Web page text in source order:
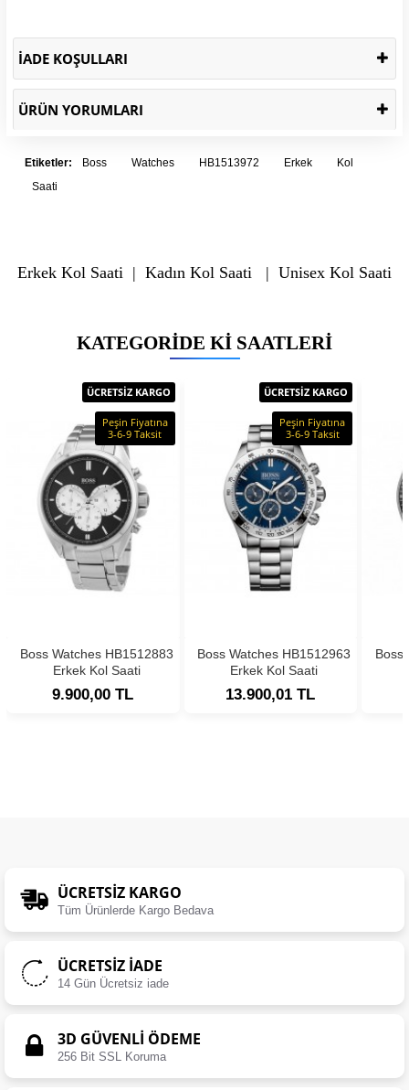
İADE KOŞULLARI
ÜRÜN YORUMLARI
Etiketler: Boss Watches HB1513972 Erkek
Kol
Saati
Erkek Kol Saati | Kadın Kol Saati | Unisex Kol Saati
KATEGORIDE KI SAATLERI
ÜCRETSİZ KARGO
Peşin Fiyatına
3-6-9 Taksit
Boss Watches HB1512883
Erkek Kol Saati
9.900,00 TL
ÜCRETSİZ KARGO
Peşin Fiyatına
3-6-9 Taksit
Boss Watches HB1512963
Erkek Kol Saati
13.900,01 TL
Boss
ÜCRETSIZ KARGO
Tüm Ürünlerde Kargo Bedava
ÜCRETSIZ İADE
14 Gün Ücretsiz iade
3D GÜVENLİ ÖDEME
256 Bit SSL Koruma